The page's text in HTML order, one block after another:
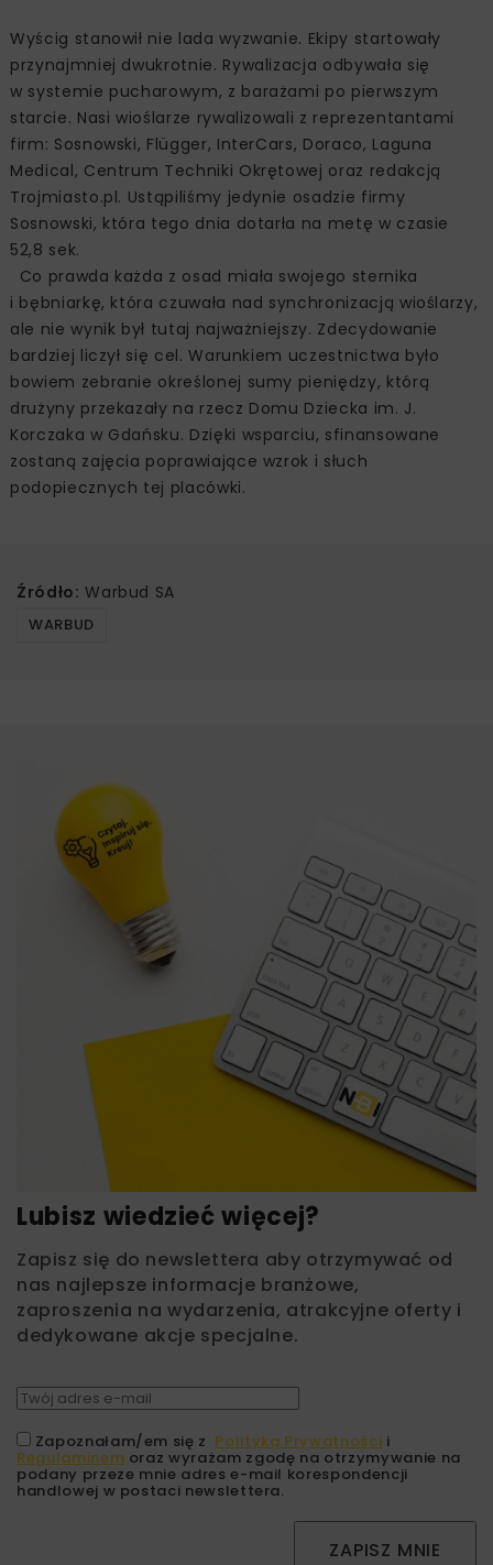
Wyścig stanowił nie lada wyzwanie. Ekipy startowały
przynajmniej dwukrotnie. Rywalizacja odbywała się
w systemie pucharowym, z barażami po pierwszym
starcie. Nasi wioślarze rywalizowali z reprezentantami
firm: Sosnowski, Flügger, InterCars, Doraco, Laguna
Medical, Centrum Techniki Okrętowej oraz redakcją
Trojmiasto.pl. Ustąpiliśmy jedynie osadzie firmy
Sosnowski, która tego dnia dotarła na metę w czasie
52,8 sek.
Co prawda każda z osad miała swojego sternika
i bębniarkę, która czuwała nad synchronizacją wioślarzy,
ale nie wynik był tutaj najważniejszy. Zdecydowanie
bardziej liczył się cel. Warunkiem uczestnictwa było
bowiem zebranie określonej sumy pieniędzy, którą
drużyny przekazały na rzecz Domu Dziecka im. J.
Korczaka w Gdańsku. Dzięki wsparciu, sfinansowane
zostaną zajęcia poprawiające wzrok i słuch
podopiecznych tej placówki.
Źródło: Warbud SA
WARBUD
Lubisz wiedzieć więcej?
Zapisz się do newslettera aby otrzymywać od
nas najlepsze informacje branżowe,
zaproszenia na wydarzenia, atrakcyjne oferty i
dedykowane akcje specjalne.
Zapoznałam/em się z Polityką Prywatności i
Regulaminem oraz wyrażam zgodę na otrzymywanie na
podany przeze mnie adres e-mail korespondencji
handlowej w postaci newslettera.
ZAPISZ MNIE